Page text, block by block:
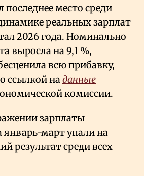
последнее место среди
реальных зарплат
2026 года. Номинально
выросла на 9,1 %,
всю прибавку,
ссылкой наданные
комиссии.
зарплаты
январь-март упали на
результат среди всех